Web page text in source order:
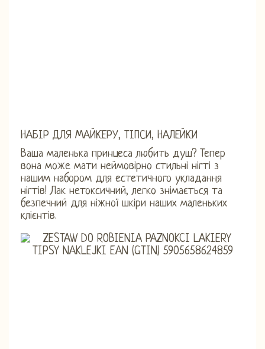
НАБІР ДЛЯ МАЙКЕРУ, ТІПСИ, НАЛЕЙКИ
Ваша маленька принцеса любить душ? Тепер
вона може мати неймовірно стильні нігті з
нашим набором для естетичного укладання
нігтів! Лак нетоксичний, легко знімається та
безпечний для ніжної шкіри наших маленьких
клієнтів.